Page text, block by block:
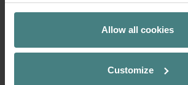
Allow all cookies
Customize